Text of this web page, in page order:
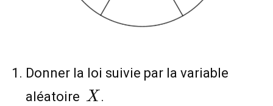
Donner la loi suivie par la variable
aléatoire
X
X .